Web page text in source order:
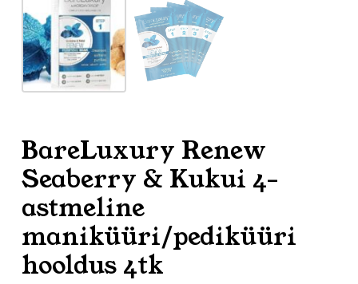
BareLuxury Renew
Seaberry & Kukui 4-
astmeline
maniküüri/pediküüri
hooldus 4tk